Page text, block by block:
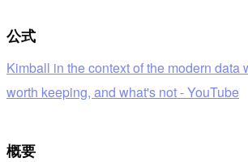
公式
Kimball in the context of the modern data
worth keeping, and what's not - YouTube
概要